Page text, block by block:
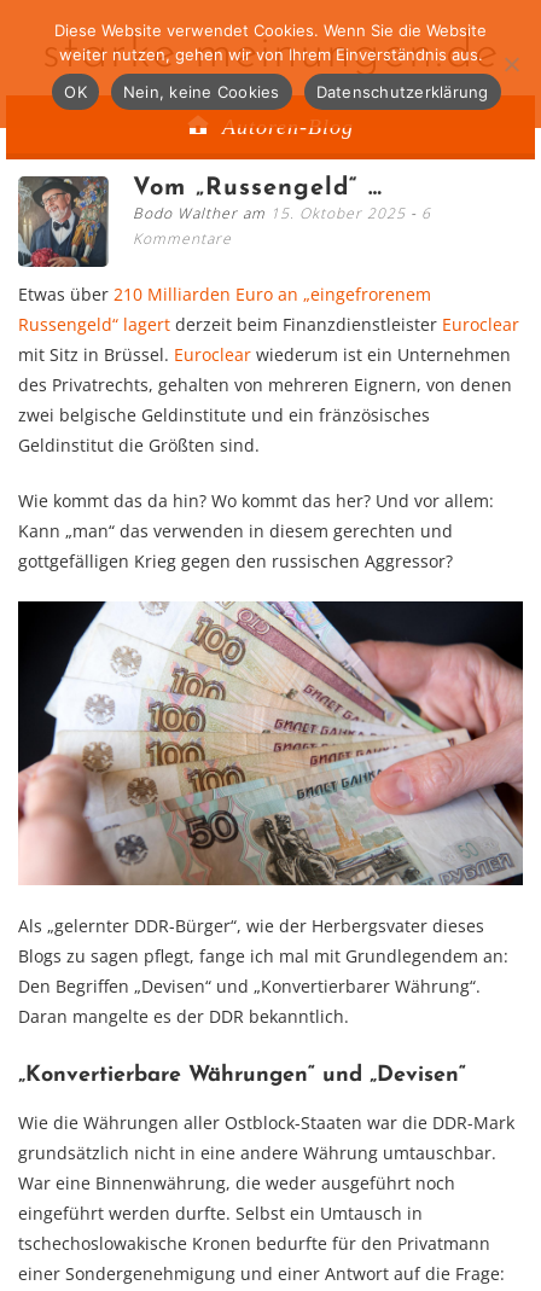
starke-meinungen.de
Autoren-Blog
Vom „Russengeld“ …
Bodo Walther am 15. Oktober 2025
6
Kommentare
Etwas über 210 Milliarden Euro an „eingefrorenem
Russengeld“ lagert derzeit beim Finanzdienstleister Euroclear
mit Sitz in Brüssel. Euroclear wiederum ist ein Unternehmen
des Privatrechts, gehalten von mehreren Eignern, von denen
zwei belgische Geldinstitute und ein fränzösisches
Geldinstitut die Größten sind.
Wie kommt das da hin? Wo kommt das her? Und vor allem:
Kann „man“ das verwenden in diesem gerechten und
gottgefälligen Krieg gegen den russischen Aggressor?
Als „gelernter DDR-Bürger“, wie der Herbergsvater dieses
Blogs zu sagen pflegt, fange ich mal mit Grundlegendem an:
Den Begriffen „Devisen“ und „Konvertierbarer Währung“.
Daran mangelte es der DDR bekanntlich.
„Konvertierbare Währungen“ und „Devisen“
Wie die Währungen aller Ostblock-Staaten war die DDR-Mark
grundsätzlich nicht in eine andere Währung umtauschbar.
War eine Binnenwährung, die weder ausgeführt noch
eingeführt werden durfte. Selbst ein Umtausch in
tschechoslowakische Kronen bedurfte für den Privatmann
einer Sondergenehmigung und einer Antwort auf die Frage:
Diese Website verwendet Cookies. Wenn Sie die Website
weiter nutzen, gehen wir von Ihrem Einverständnis aus.
OK
Nein, keine Cookies Datenschutzerklärung